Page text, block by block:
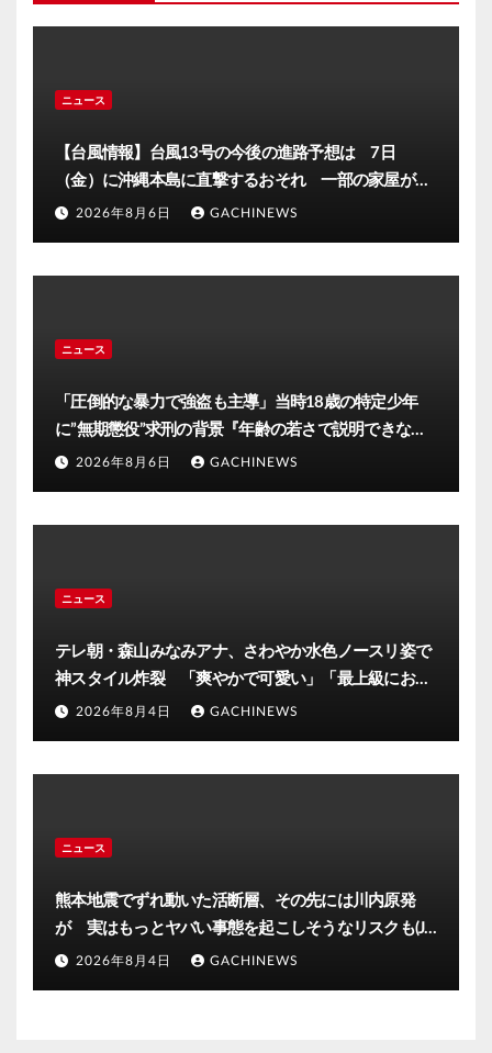
ニュース
【台風情報】台風13号の今後の進路予想は 7日
（金）に沖縄本島に直撃するおそれ 一部の家屋が倒
壊するおそれがある猛烈な風が吹く見込み(FNNプライ
2026年8月6日 GACHINEWS
ニュース
「圧倒的な暴力で強盗も主導」当時18歳の特定少年
に”無期懲役”求刑の背景『年齢の若さで説明できない
ほど悪質だと検察が判断』＜元裁判官が解説＞全国的
2026年8月6日 GACHINEWS
ニュース
テレ朝・森山みなみアナ、さわやか水色ノースリ姿で
神スタイル炸裂 「爽やかで可愛い」「最上級にお似
合い」(J-CASTニュース)
2026年8月4日 GACHINEWS
ニュース
熊本地震でずれ動いた活断層、その先には川内原発
が 実はもっとヤバい事態を起こしそうなリスクも(J-
CASTニュース)
2026年8月4日 GACHINEWS